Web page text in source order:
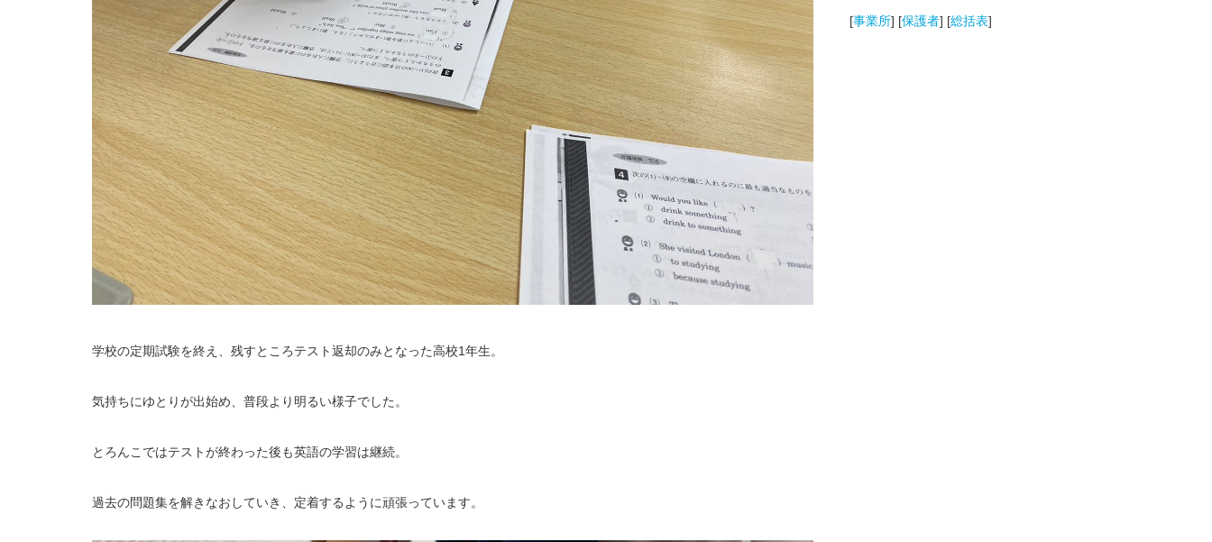
学校の定期試験を終え、残すところテスト返却のみとなった高校1年生。
気持ちにゆとりが出始め、普段より明るい様子でした。
とろんこではテストが終わった後も英語の学習は継続。
過去の問題集を解きなおしていき、定着するように頑張っています。
[事業所] [保護者] [総括表]